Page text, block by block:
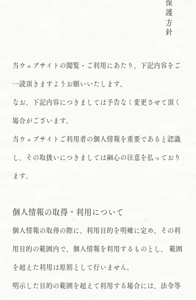
当ウェブサイトの閲覧・ご利用にあたり、下記内容をご
一読頂きますようお願いいたします。
なお、下記内容につきましては予告なく変更させて頂く
場合がございます。
当ウェブサイトご利用者の個人情報を重要であると認識
し、その取扱いにつきましては細心の注意を払っており
ます。
個人情報の取得・利用について
個人情報の取得の際に、利用目的を明確に定め、その利
用目的の範囲内で、個人情報を利用するものとし、 範囲
を超えた利用は原則として行いません。
明示した目的の範囲を超えて利用する場合には、法令等